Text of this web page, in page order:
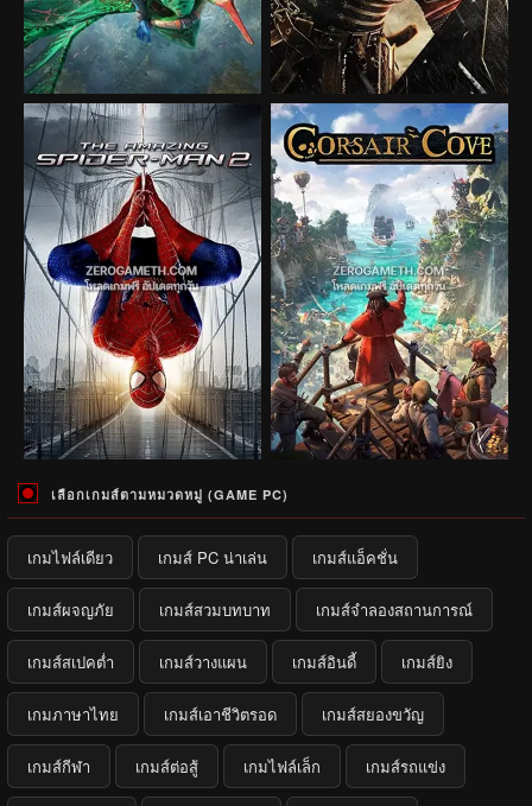
เลือกเกมส์ตามหมวดหมู่ (GAME PC)
เกมไฟล์เดียว เกมส์ PC น่าเล่น เกมส์แอ็คชั่น
เกมส์ผจญภัย เกมส์สวมบทบาท เกมส์จำลองสถานการณ์
เกมส์สเปคต่ำ เกมส์วางแผน เกมส์อินดี้ เกมส์ยิง
เกมภาษาไทย เกมส์เอาชีวิตรอด เกมส์สยองขวัญ
เกมส์กีฬา เกมส์ต่อสู้ เกมไฟล์เล็ก เกมส์รถแข่ง